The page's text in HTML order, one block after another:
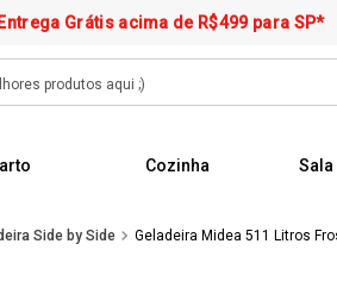
Entrega Grátis acima de R$499 para SP*
Cozinha Sala
Side by Side Geladeira Midea 511 Litros